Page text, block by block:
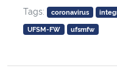
Tags:
coronavirus
UFSM-FW
ufsmfw